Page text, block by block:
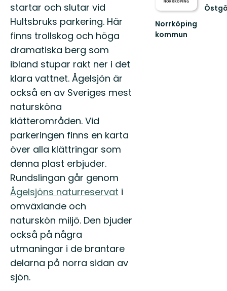
startar och slutar vid
Hultsbruks parkering. Här
finns trollskog och höga
dramatiska berg som
ibland stupar rakt ner i det
klara vattnet. Ågelsjön är
också en av Sveriges mest
natursköna
klätterområden. Vid
parkeringen finns en karta
över alla klättringar som
denna plast erbjuder.
Rundslingan går genom
Ågelsjöns naturreservat i
omväxlande och
naturskön miljö. Den bjuder
också på några
utmaningar i de brantare
delarna på norra sidan av
sjön.
Norrköping
kommun